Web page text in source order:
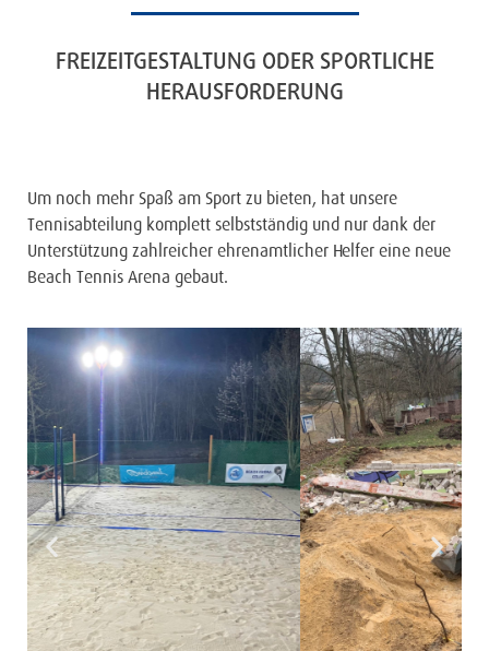
FREIZEITGESTALTUNG ODER SPORTLICHE
HERAUSFORDERUNG
Um noch mehr Spaß am Sport zu bieten, hat unsere
Tennisabteilung komplett selbstständig und nur dank der
Unterstützung zahlreicher ehrenamtlicher Helfer eine neue
Beach Tennis Arena gebaut.